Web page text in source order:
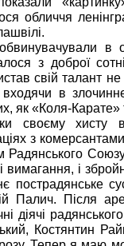
обличчя
в
з доброї
свій талант
входячи в
як «Коля-
своєму хисту
з
Радянського
і вимагання, і
пострадянське
Палич. Після
діячі
Костянтин